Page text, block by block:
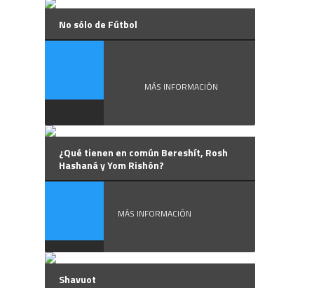
No sólo de Fútbol
MÁS INFORMACIÓN
¿Qué tienen en común Bereshít, Rosh
Hashaná y Yom Rishón?
MÁS INFORMACIÓN
Shavuot